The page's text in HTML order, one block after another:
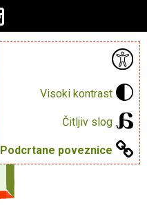
Visoki kontrast
Čitljiv slog
Podcrtane poveznice